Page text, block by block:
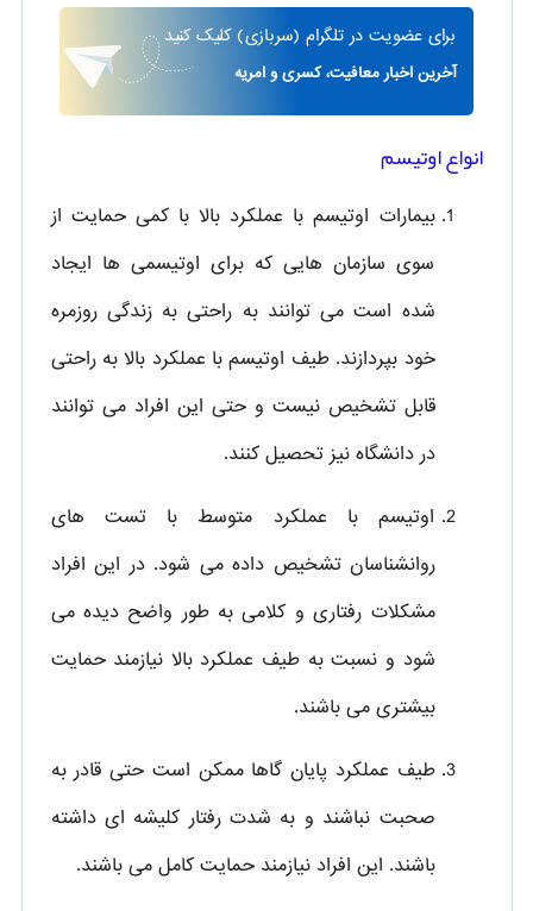
برای عضویت در تلگرام (سربازی) کلیک کنید
آخرین اخبار معافیت، کسری و امریه
انواع اوتیسم
بیمارات اوتیسم با عملکرد بالا با کمی حمایت از
سوی سازمان هایی که برای اوتیسمی ها ایجاد
شده است می توانند به راحتی به زندگی روزمره
خود بپردازند. طیف اوتیسم با عملکرد بالا به راحتی
قابل تشخیص نیست و حتی این افراد می توانند
در دانشگاه نیز تحصیل کنند.
اوتیسم با عملکرد متوسط با تست های
روانشناسان تشخیص داده می شود. در این افراد
مشکلات رفتاری و کلامی به طور واضح دیده می
شود و نسبت به طیف عملکرد بالا نیازمند حمایت
بیشتری می باشند.
طیف عملکرد پایان گاها ممکن است حتی قادر به
صحبت نباشند و به شدت رفتار کلیشه ای داشته
باشند. این افراد نیازمند حمایت کامل می باشند.